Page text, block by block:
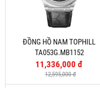
ĐỒNG HỒ NAM TOPHILL
TA053G.MB1152
11,336,000 đ
12,595,000 đ